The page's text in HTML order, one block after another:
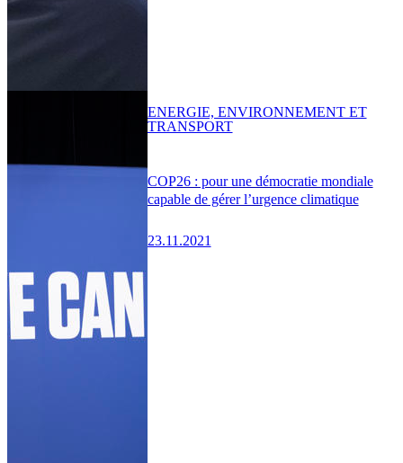
COP26 : pour une démocratie mondiale
capable de gérer l’urgence climatique
23.11.2021
ENERGIE, ENVIRONNEMENT ET
TRANSPORT